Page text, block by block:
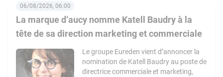
La marque d’aucy nomme Katell Baudry à la
tête de sa direction marketing et commerciale
06/08/2026, 06:00
Le groupe Eureden vient d’annoncer la
nomination de Katell Baudry au poste de
directrice commerciale et marketing,